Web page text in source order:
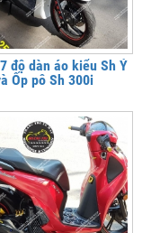
độ dàn áo kiểu Sh Ý
Ốp pô Sh 300i